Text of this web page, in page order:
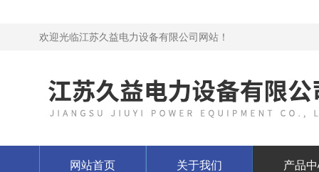
欢迎光临江苏久益电力设备有限公司网站！
网站首页 关于我们 产品